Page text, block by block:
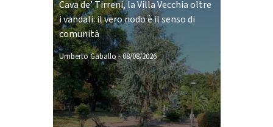
Cava de’ Tirreni, la Villa Vecchia oltre
i vandali: il vero nodo è il senso di
comunità
Umberto Gaballo-08/08/2026